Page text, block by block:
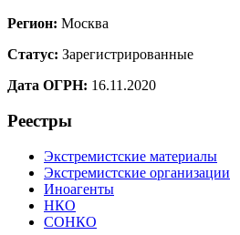
Регион: Москва
Статус: Зарегистрированные
Дата ОГРН: 16.11.2020
Реестры
Экстремистские материалы
Экстремистские организации
Иноагенты
НКО
СОНКО